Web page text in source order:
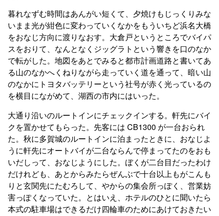
暮れなずむ時間はあんがい短くて、夕焼けもじっくりみな
いまま光が紺色に変わっていくなかをもういちど浜名大橋
をおなじ方向に渡りなおす。大倉戸というところでバイパ
スをおりて、なんとなくジッグラトという響きを口のなか
で転がした。地図をあとでみると都市計画道路と書いてあ
る山のなかへくねりながら走っていく道を通って、暗い山
のなかにトヨタバッテリーという社号が赤く光っているの
を横目にながめて、湖西の市内にはいった。
大通り沿いのルートインにチェックインする。軒先にバイ
クを置かせてもらった。先客には CB1300 が一台おられ
た。秋に多賀城のルートインに泊まったときに、おなじよ
うに軒先にオートバイが二台ならんで停まってたのをおも
いだしって、おなじようにした。ぼくが二台目だったわけ
だけれども、あとからみたらぜんぶで十台以上もがこんも
りと玄関先にたむろして、やからの集会所っぽく、営業妨
害っぽくなっていた。とはいえ、ホテルのひとに聞いたら
本式の駐車場はできるだけ四輪車のためにあけておきたい